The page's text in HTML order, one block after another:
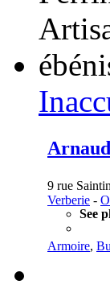
9 rue
Verberie -
See
Armoire,